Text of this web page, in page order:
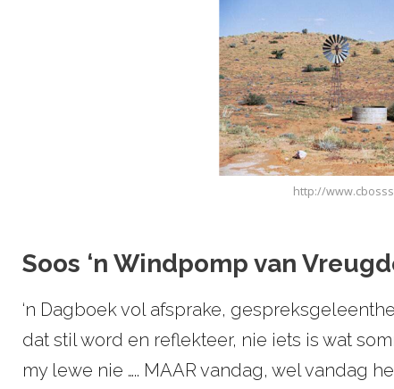
http://
Soos ‘n Windpomp van
‘n Dagboek vol afsprake,
dat stil word en reflekteer, nie iets is wat
my lewe nie ….. MAAR vandag, wel vandag